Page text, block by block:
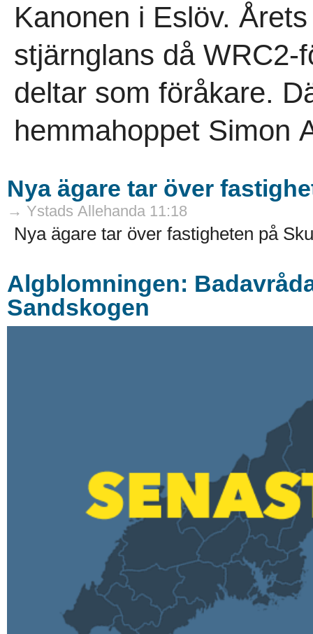
Kanonen i Eslöv.
stjärnglans då WRC2-
deltar som föråkare.
hemmahoppet Simon
Nya ägare tar över
→ Ystads Allehanda 11:18
Nya ägare tar över fastigheten på
Algblomningen:
Sandskogen